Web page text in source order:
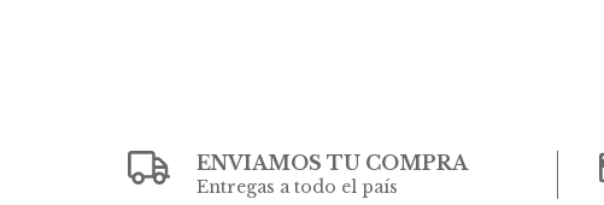
ENVIAMOS TU COMPRA
Entregas a todo el país